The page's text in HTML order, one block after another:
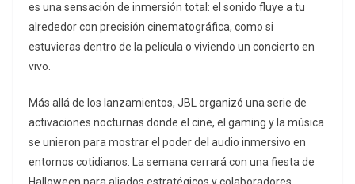
es una sensación de inmersión total: el sonido fluye a tu
alrededor con precisión cinematográfica, como si
estuvieras dentro de la película o viviendo un concierto en
vivo.
Más allá de los lanzamientos, JBL organizó una serie de
activaciones nocturnas donde el cine, el gaming y la música
se unieron para mostrar el poder del audio inmersivo en
entornos cotidianos. La semana cerrará con una fiesta de